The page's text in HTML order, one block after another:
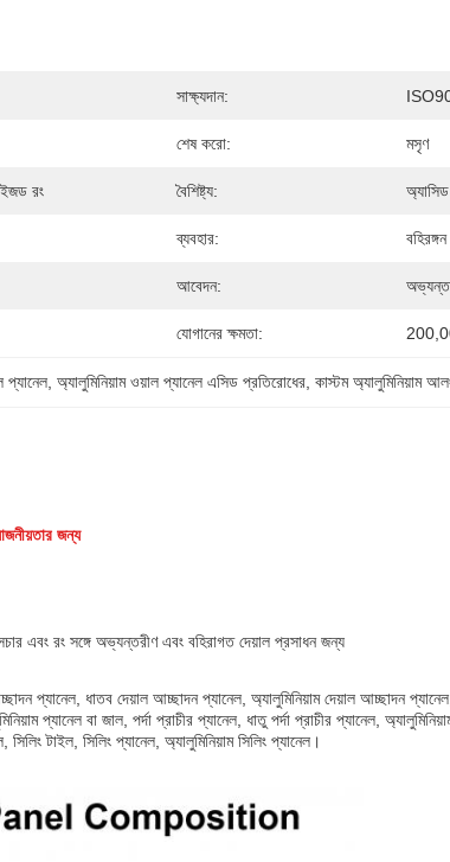
সাক্ষ্যদান:
শেষ করো: মসৃণ
রং বৈশিষ্ট্য:
ব্যবহার:
আবেদন:
যোগানের ক্ষমতা:
প্যানেল , অ্যালুমিনিয়াম ওয়াল প্যানেল এসিড প্রতিরোধের , কাস্টম অ্যালুমিনিয়াম
জন্য
এবং রং সঙ্গে অভ্যন্তরীণ এবং বহিরাগত দেয়াল প্রসাধন জন্য
প্যানেল, ধাতব দেয়াল আচ্ছাদন প্যানেল, অ্যালুমিনিয়াম দেয়াল আচ্ছাদন
প্যানেল বা জাল, পর্দা প্রাচীর প্যানেল, ধাতু পর্দা প্রাচীর প্যানেল,
সিলিং টাইল, সিলিং প্যানেল, অ্যালুমিনিয়াম সিলিং প্যানেল।